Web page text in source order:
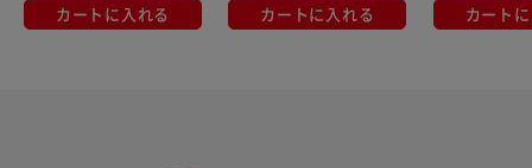
カートに入れる カートに入れる カート